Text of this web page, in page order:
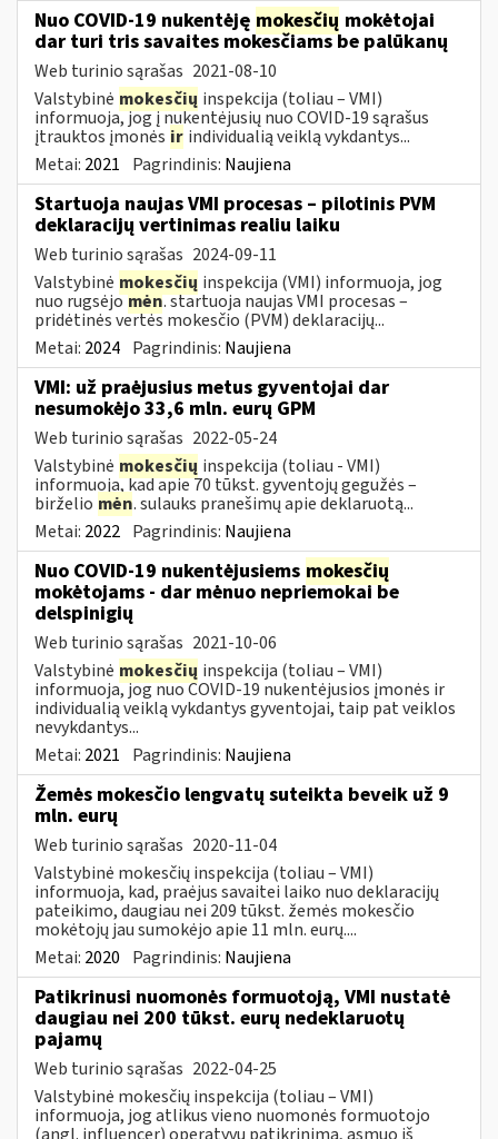
Nuo COVID-19 nukentėję mokesčių mokėtojai
dar turi tris savaites mokesčiams be palūkanų
Web turinio sąrašas 2021-08-10
Valstybinė mokesčių inspekcija (toliau – VMI)
informuoja, jog į nukentėjusių nuo COVID-19 sąrašus
įtrauktos įmonės ir individualią veiklą vykdantys...
Metai: 2021 Pagrindinis: Naujiena
Startuoja naujas VMI procesas – pilotinis PVM
deklaracijų vertinimas realiu laiku
Web turinio sąrašas 2024-09-11
Valstybinė mokesčių inspekcija (VMI) informuoja, jog
nuo rugsėjomėn. startuoja naujas VMI procesas –
pridėtinės vertės mokesčio (PVM) deklaracijų...
Metai: 2024 Pagrindinis: Naujiena
VMI: už praėjusius metus gyventojai dar
nesumokėjo 33,6 mln. eurų GPM
Web turinio sąrašas 2022-05-24
Valstybinė mokesčių inspekcija (toliau - VMI)
informuoja, kad apie 70 tūkst. gyventojų gegužės –
birželio mėn. sulauks pranešimų apie deklaruotą...
Metai: 2022 Pagrindinis: Naujiena
Nuo COVID-19 nukentėjusiems mokesčių
mokėtojams - dar mėnuo nepriemokai be
delspinigių
Web turinio sąrašas 2021-10-06
Valstybinė mokesčių inspekcija (toliau – VMI)
informuoja, jog nuo COVID-19 nukentėjusios įmonės ir
individualią veiklą vykdantys gyventojai, taip pat veiklos
nevykdantys...
Metai: 2021 Pagrindinis: Naujiena
Žemės mokesčio lengvatų suteikta beveik už 9
mln. eurų
Web turinio sąrašas 2020-11-04
Valstybinė mokesčių inspekcija (toliau – VMI)
informuoja, kad, praėjus savaitei laiko nuo deklaracijų
pateikimo, daugiau nei 209 tūkst. žemės mokesčio
mokėtojų jau sumokėjo apie 11 mln. eurų....
Metai: 2020 Pagrindinis: Naujiena
Patikrinusi nuomonės formuotoją, VMI nustatė
daugiau nei 200 tūkst. eurų nedeklaruotų
pajamų
Web turinio sąrašas 2022-04-25
Valstybinė mokesčių inspekcija (toliau – VMI)
informuoja, jog atlikus vieno nuomonės formuotojo
(angl. influencer) operatyvų patikrinimą, asmuo iš